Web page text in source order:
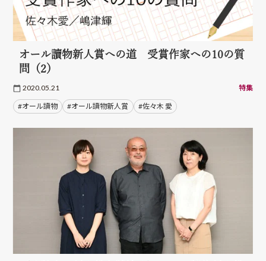
オール讀物新人賞への道 受賞作家への10の質
問（2）
2020.05.21 特集
#オール讀物 #オール讀物新人賞 #佐々木 愛